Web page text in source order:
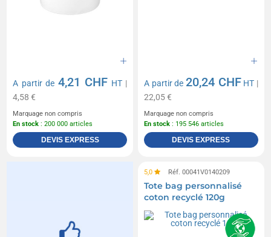
A partir de 4,21 CHF HT|
4,58 €
Marquage non compris
En stock : 200 000 articles
DEVIS EXPRESS
A partir de 20,24 CHF HT |
22,05 €
Marquage non compris
En stock : 195 546 articles
DEVIS EXPRESS
5,0 Réf. 00041V0140209
Tote bag personnalisé
coton recyclé 120g